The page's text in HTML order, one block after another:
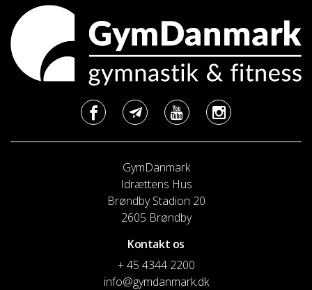
GymDanmark
Idrættens Hus
Brøndby Stadion 20
2605 Brøndby
Kontakt os
+ 45 4344 2200
info@gymdanmark.dk